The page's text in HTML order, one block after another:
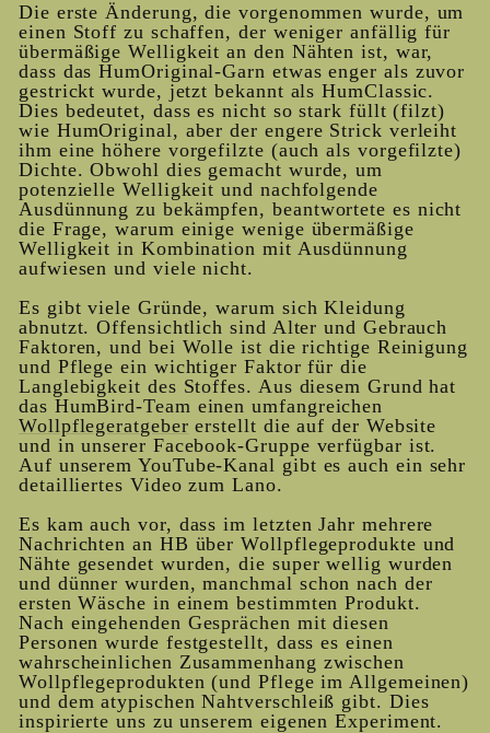
Die erste Änderung, die vorgenommen wurde, um
einen Stoff zu schaffen, der weniger anfällig für
übermäßige Welligkeit an den Nähten ist, war,
dass das HumOriginal-Garn etwas enger als zuvor
gestrickt wurde, jetzt bekannt als HumClassic.
Dies bedeutet, dass es nicht so stark füllt (filzt)
wie HumOriginal, aber der engere Strick verleiht
ihm eine höhere vorgefilzte (auch als vorgefilzte)
Dichte. Obwohl dies gemacht wurde, um
potenzielle Welligkeit und nachfolgende
Ausdünnung zu bekämpfen, beantwortete es nicht
die Frage, warum einige wenige übermäßige
Welligkeit in Kombination mit Ausdünnung
aufwiesen und viele nicht.
Es gibt viele Gründe, warum sich Kleidung
abnutzt. Offensichtlich sind Alter und Gebrauch
Faktoren, und bei Wolle ist die richtige Reinigung
und Pflege ein wichtiger Faktor für die
Langlebigkeit des Stoffes. Aus diesem Grund hat
das HumBird-Team einen umfangreichen
Wollpflegeratgeber erstellt die auf der Website
und in unserer Facebook-Gruppe verfügbar ist.
Auf unserem YouTube-Kanal gibt es auch ein sehr
detailliertes Video zum Lano.
Es kam auch vor, dass im letzten Jahr mehrere
Nachrichten an HB über Wollpflegeprodukte und
Nähte gesendet wurden, die super wellig wurden
und dünner wurden, manchmal schon nach der
ersten Wäsche in einem bestimmten Produkt.
Nach eingehenden Gesprächen mit diesen
Personen wurde festgestellt, dass es einen
wahrscheinlichen Zusammenhang zwischen
Wollpflegeprodukten (und Pflege im Allgemeinen)
und dem atypischen Nahtverschleiß gibt. Dies
inspirierte uns zu unserem eigenen Experiment.